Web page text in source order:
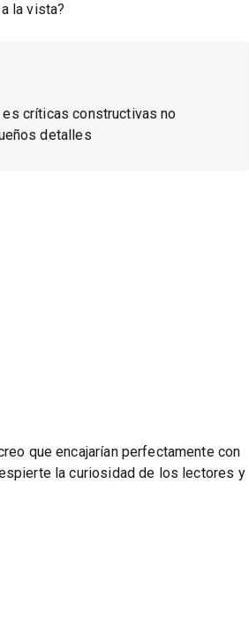
la vista?
es críticas constructivas no
detalles
que encajarían perfectamente con
la curiosidad de los lectores y